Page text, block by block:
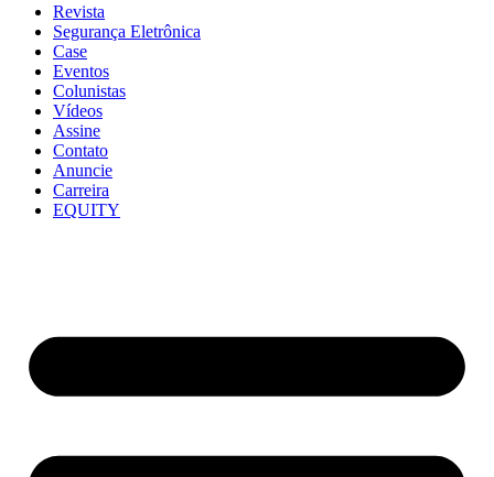
Revista
Segurança Eletrônica
Case
Eventos
Colunistas
Vídeos
Assine
Contato
Anuncie
Carreira
EQUITY